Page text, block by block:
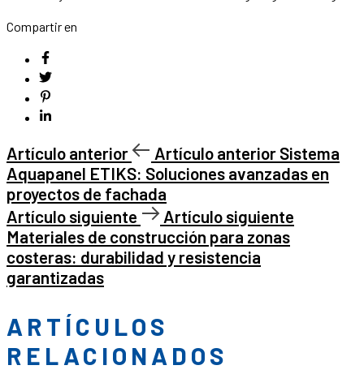
Compartir en
Artículo anterior Artículo anterior Sistema
Aquapanel ETIKS: Soluciones avanzadas en
proyectos de fachada
Artículo siguiente
Artículo siguiente
Materiales de construcción para zonas
costeras: durabilidad y resistencia
garantizadas
ARTÍCULOS
RELACIONADOS